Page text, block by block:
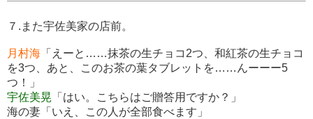
７.また宇佐美家の店前。
月村海 「えーと……抹茶の生チョコ2つ、和紅茶の生チョコ
を3つ、あと、このお茶の葉タブレットを……んーーー5
つ！」
宇佐美晃 「はい。こちらはご贈答用ですか？」
海の妻「いえ、この人が全部食べます」